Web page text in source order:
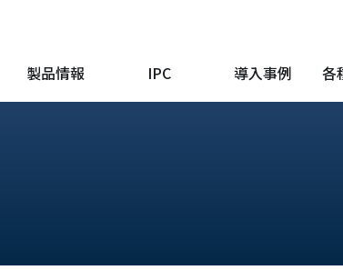
製品情報 IPC 導入事例 各